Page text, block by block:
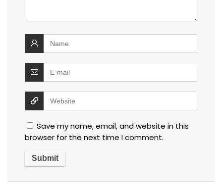
Save my name, email, and website in this
browser for the next time I comment.